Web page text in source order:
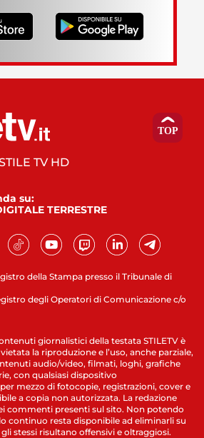
della Stampa presso il Tribunale di
degli Operatori di Comunicazione c/o
TV HD
su:
TERRESTRE
giornalistici della testata STILETV è
la riproduzione e l’uso, anche parziale,
audio/video, filmati, loghi, grafiche
con qualsiasi dispositivo
mezzo di fotocopie, registrazioni, cover e
a copia non autorizzata. La redazione
commenti presenti sul sito. Non potendo
continuo resta disponibile ad eliminarli su
stessi risultano offensivi e oltraggiosi.